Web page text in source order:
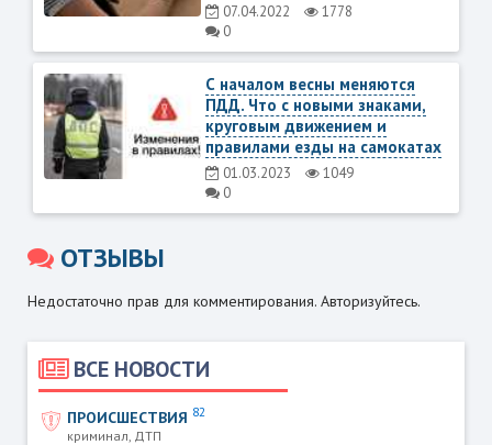
ВСЕ НОВОСТИ
ПРОИСШЕСТВИЯ 82
криминал, ДТП
07.04.2022
1778
0
С началом весны меняются
ПДД. Что с новыми знаками,
круговым движением и
правилами езды на самокатах
01.03.2023
1049
0
ОТЗЫВЫ
Недостаточно прав для комментирования. Авторизуйтесь.